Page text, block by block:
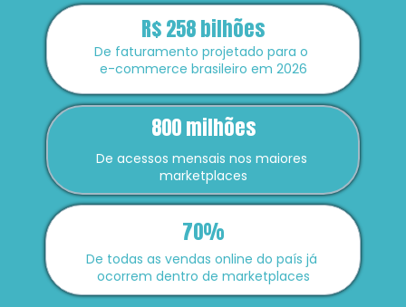
R$ 258 bilhões
800 milhões
70%
De faturamento projetado para o
e-commerce brasileiro em 2026
De todas as vendas online do país já
ocorrem dentro de marketplaces
De acessos mensais nos maiores
marketplaces